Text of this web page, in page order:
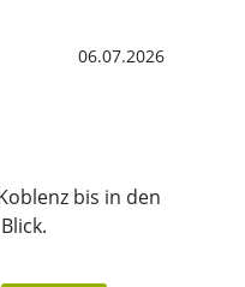
06.07.2026
bis in den